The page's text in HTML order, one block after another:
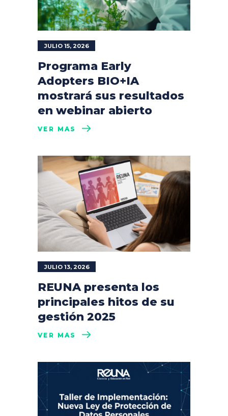
JULIO 15, 2026
Programa Early
Adopters BIO+IA
mostrará sus resultados
en webinar abierto
VER MÁS
JULIO 13, 2026
REUNA presenta los
principales hitos de su
gestión 2025
VER MÁS